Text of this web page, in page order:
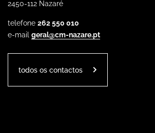
2450-112 Nazaré
telefone 262 550 010
e-mail geral@cm-nazare.pt
todos os contactos